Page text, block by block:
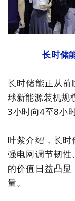
长时储
长时储能正从
球新能源装机规
3小时向4至8小
叶紫介绍，长
强电网调节韧
的价值日益凸
量。